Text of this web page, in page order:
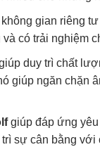
gian riêng
có trải nghiệm
duy trì chất
giúp ngăn chặn
giúp đáp ứng yêu
sự cân bằng